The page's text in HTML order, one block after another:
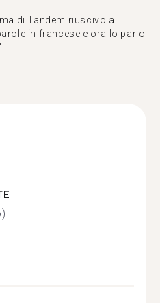
di Tandem riuscivo a
in francese e ora lo parlo